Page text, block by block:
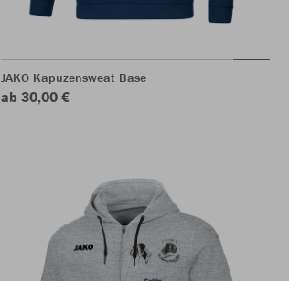
JAKO Kapuzensweat Base
ab 30,00 €